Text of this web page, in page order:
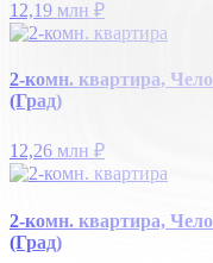
12,19 млн ₽
2-комн. квартира,
(Град)
12,26 млн ₽
2-комн. квартира,
(Град)